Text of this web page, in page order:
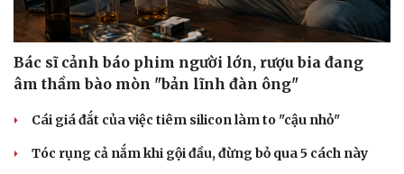
Bác sĩ cảnh báo phim người lớn, rượu bia đang
âm thầm bào mòn "bản lĩnh đàn ông"
Cái giá đắt của việc tiêm silicon làm to "cậu nhỏ"
Tóc rụng cả nắm khi gội đầu, đừng bỏ qua 5 cách này